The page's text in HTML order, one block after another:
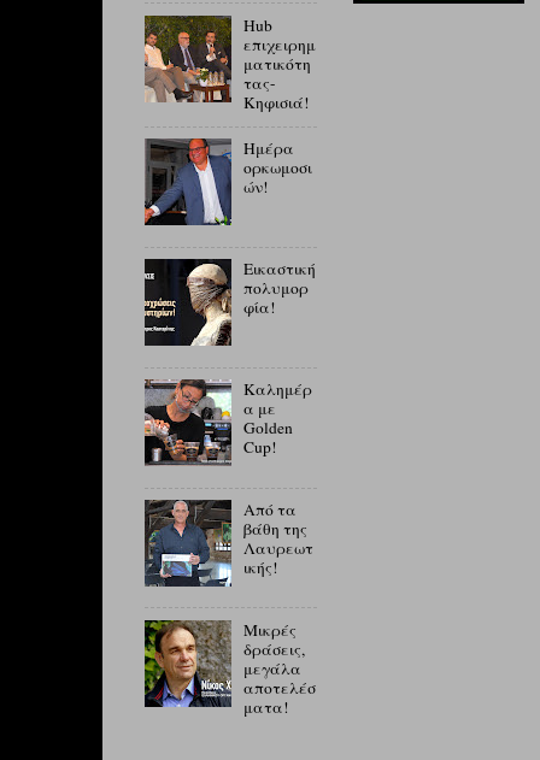
Hub
επιχειρημ
ματικότη
τας-
Κηφισιά!
Ημέρα
ορκωμοσι
ών!
Εικαστική
πολυμορ
φία!
Καλημέρ
α με
Golden
Cup!
Από τα
βάθη της
Λαυρεωτ
ικής!
Μικρές
δράσεις,
μεγάλα
αποτελέσ
ματα!